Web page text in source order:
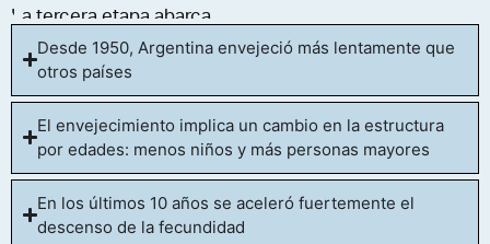
La tercera etapa abarca
desde 1950 a 2015 y se
caracteriza por un
crecimiento más lento y
gradual. La duplicación
de la población se volvió
más lenta: el
crecimiento de 16
millones de habitantes
Desde 1950, Argentina envejeció más lentamente que
otros países
El envejecimiento implica un cambio en la estructura
por edades: menos niños y más personas mayores
En los últimos 10 años se aceleró fuertemente el
descenso de la fecundidad